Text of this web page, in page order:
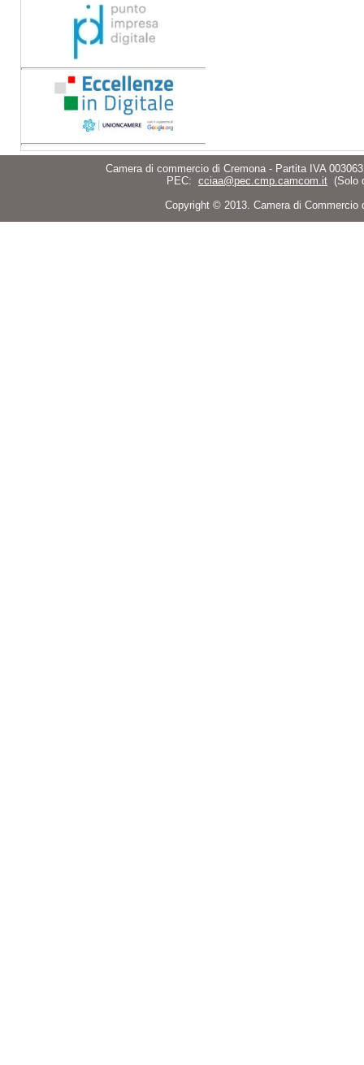
Camera di commercio di Cremona - Partita IVA
PEC: cciaa@pec.cmp.camcom.it (Solo
Copyright © 2013. Camera di